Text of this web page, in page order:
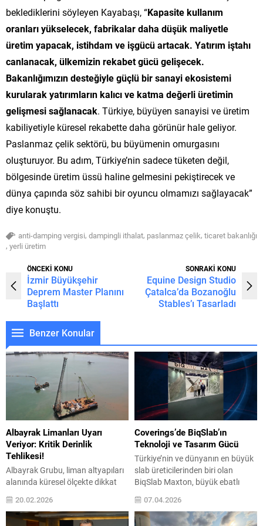
beklediklerini söyleyen Kayabaşı, “Kapasite kullanım
oranları yükselecek, fabrikalar daha düşük maliyetle
üretim yapacak, istihdam ve işgücü artacak. Yatırım iştahı
canlanacak, ülkemizin rekabet gücü gelişecek.
Bakanlığımızın desteğiyle güçlü bir sanayi ekosistemi
kurularak yatırımların kalıcı ve katma değerli üretimin
gelişmesi sağlanacak. Türkiye, büyüyen sanayisi ve üretim
kabiliyetiyle küresel rekabette daha görünür hale geliyor.
Paslanmaz çelik sektörü, bu büyümenin omurgasını
oluşturuyor. Bu adım, Türkiye’nin sadece tüketen değil,
bölgesinde üretim üssü haline gelmesini pekiştirecek ve
dünya çapında söz sahibi bir oyuncu olmamızı sağlayacak”
diye konuştu.
anti-damping vergisi, dampingli ithalat, paslanmaz çelik, ticaret bakanlığı
, yerli üretim
ÖNCEKİ KONU
İzmir Büyükşehir
Deprem Master Planını
Başlattı
SONRAKİ KONU
Equine Design Studio
Çatalca’da Bozanoğlu
Stables’ı Tasarladı
Benzer Konular
Albayrak Limanları Uyarı
Veriyor: Kritik Derinlik
Tehlikesi!
Albayrak Grubu, liman altyapıları
alanında küresel ölçekte dikkat
çeken bir kapasiteye sahip. Geniş
filosu, ileri mühendislik çözümleri
ve entegre operasyon yapısıyla
20.02.2026
Coverings’de BiqSlab’ın
Teknoloji ve Tasarım Gücü
Türkiye’nin ve dünyanın en büyük
slab üreticilerinden biri olan
BiqSlab Maxton, büyük ebatlı
seramiklerdeki uzmanlığı, estetik
tasarım anlayışı ve dayanım
odaklı teknik özelliklere sahip
07.04.2026